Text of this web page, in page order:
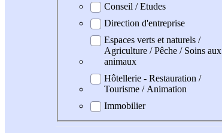
Conseil / Etudes
Direction d'entreprise
Espaces verts et naturels /
Agriculture / Pêche / Soins aux
animaux
Hôtellerie - Restauration /
Tourisme / Animation
Immobilier